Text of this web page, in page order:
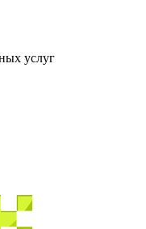
услуг